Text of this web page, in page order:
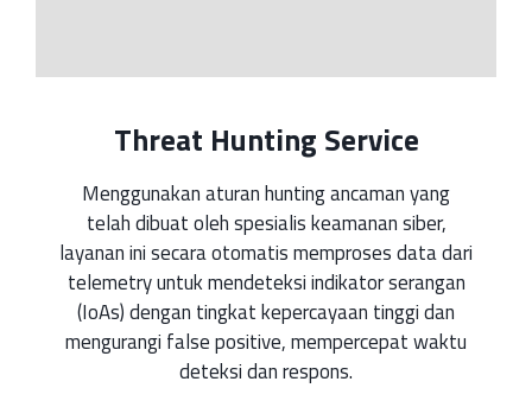
Threat Hunting Service
Menggunakan aturan hunting ancaman yang
telah dibuat oleh spesialis keamanan siber,
layanan ini secara otomatis memproses data dari
telemetry untuk mendeteksi indikator serangan
(IoAs) dengan tingkat kepercayaan tinggi dan
mengurangi false positive, mempercepat waktu
deteksi dan respons.